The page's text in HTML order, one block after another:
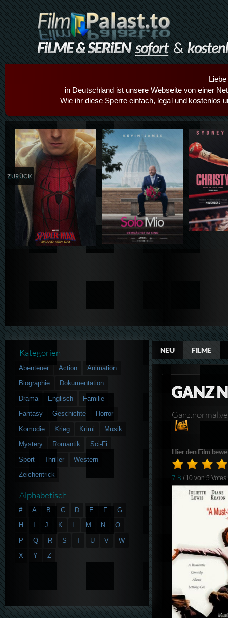
in Deutschland ist unsere Webseite von einer
Wie ihr diese Sperre einfach, legal und kostenlos
Details,Play Details,Play
ZURÜCK
NEU FILME
GANZ
Hier den Film
7.8 / 10 von5 Votes
Kategorien
Abenteuer Action
Animation
Biographie
Dokumentation
Drama
Englisch
Familie
Fantasy
Geschichte
Horror
Komödie
Krieg Krimi
Musik
Mystery
Romantik
Sci-Fi
Sport
Thriller
Western
Zeichentrick
Alphabetisch
# A B C D E F
G
H
J K L M N
O
P
Q R S T U V
W
X
Y Z